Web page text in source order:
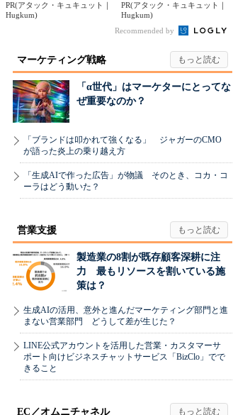
てつだい”に、どん...
PR(アタック・キュキュット｜
Hugkum)
てつだい”に、どん...
PR(アタック・キュキュット｜
Hugkum)
Recommended by
マーケティング戦略
「α世代」はマーケターにとってな
ぜ重要なのか？
「ブランドは叩かれて強くなる」 ジャガーのCMO
が語った炎上の乗り越え方
「生成AIで作った広告」が物議 そのとき、コカ・コ
ーラはどう動いた？
営業支援
製造業の8割が既存顧客深耕に注
力 最もリソースを割いている施
策は？
生成AIの活用、意外と進んだマーケティング部門と進
まない営業部門 どうして差が生じた？
LINE公式アカウントを活用した営業・カスタマーサ
ポート向けビジネスチャットサービス「BizClo」でで
きること
EC／オムニチャネル